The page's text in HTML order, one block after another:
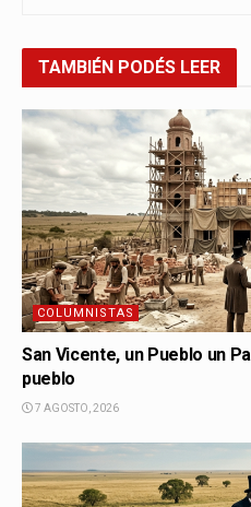
TAMBIÉN PODÉS LEER
COLUMNISTAS
San Vicente, un Pueblo un
pueblo
7 AGOSTO, 2026